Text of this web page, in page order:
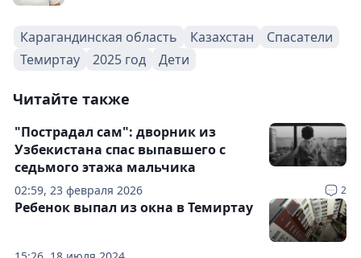
Карагандинская область Казахстан
Спасатели
Темиртау
2025 год Дети
Читайте также
02:59, 23 февраля 2026 2
"Пострадал сам": дворник из
Узбекистана спас выпавшего с
седьмого этажа мальчика
Ребенок выпал из окна в Темиртау